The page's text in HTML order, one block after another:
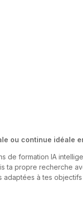
ou continue idéale
de formation IA
ta propre recherche
adaptées à tes